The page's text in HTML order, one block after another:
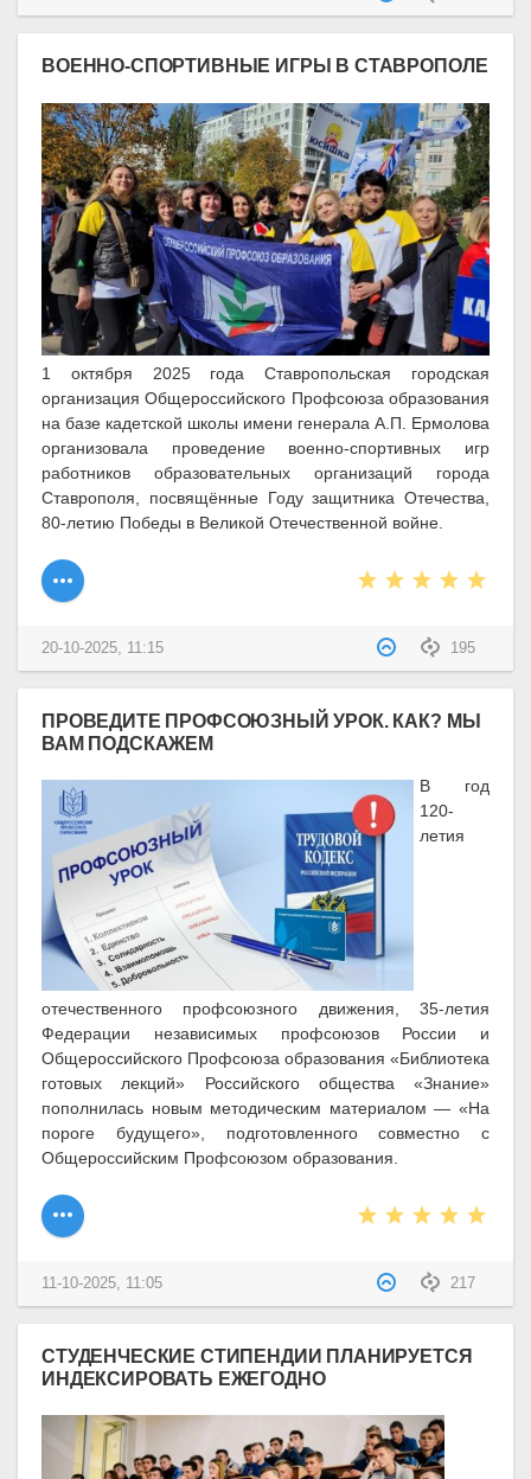
ВОЕННО-СПОРТИВНЫЕ ИГРЫ В СТАВРОПОЛЕ
1 октября 2025 года Ставропольская городская
организация Общероссийского Профсоюза образования
на базе кадетской школы имени генерала А.П. Ермолова
организовала проведение военно-спортивных игр
работников образовательных организаций города
Ставрополя, посвящённые Году защитника Отечества,
80-летию Победы в Великой Отечественной войне.
195
20-10-2025, 11:15
ПРОВЕДИТЕ ПРОФСОЮЗНЫЙ УРОК. КАК? МЫ
ВАМ ПОДСКАЖЕМ
В год
120-
летия
отечественного профсоюзного движения, 35-летия
Федерации независимых профсоюзов России и
Общероссийского Профсоюза образования «Библиотека
готовых лекций» Российского общества «Знание»
пополнилась новым методическим материалом — «На
пороге будущего», подготовленного совместно с
Общероссийским Профсоюзом образования.
217
11-10-2025, 11:05
СТУДЕНЧЕСКИЕ СТИПЕНДИИ ПЛАНИРУЕТСЯ
ИНДЕКСИРОВАТЬ ЕЖЕГОДНО